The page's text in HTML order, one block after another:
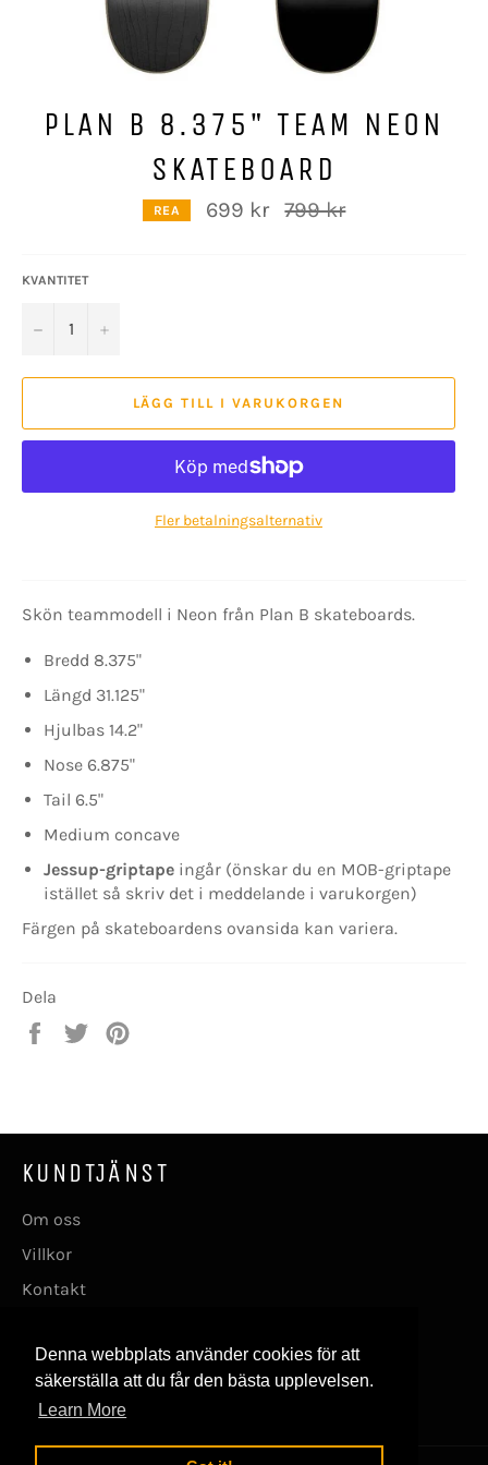
Denna webbplats använder cookies för att
säkerställa att du får den bästa upplevelsen.
Learn More
PLAN B 8.375" TEAM NEON
SKATEBOARD
REA 699 kr
Ordinarie
pris
799 kr
KVANTITET
− +
LÄGG TILL I VARUKORGEN
Fler betalningsalternativ
Skön teammodell i Neon från Plan B skateboards.
Bredd 8.375"
Längd 31.125"
Hjulbas 14.2"
Nose 6.875"
Tail 6.5"
Medium concave
Jessup-griptape ingår (önskar du en MOB-griptape
istället så skriv det i meddelande i varukorgen)
Färgen på skateboardens ovansida kan variera.
Dela
Dela
Twittra
KUNDTJÄNST
Om oss
Villkor
Kontakt
FÖLJ OSS